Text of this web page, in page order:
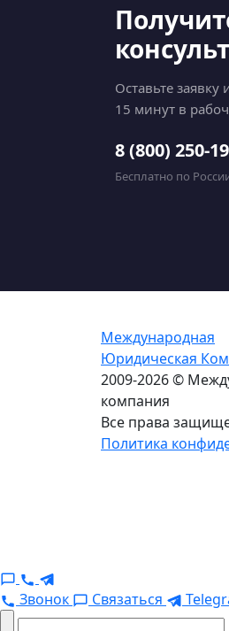
Оставьте
15 минут в
8 (800) 250-
Бесплатно по
Международная
Юридическая
2009-2026 ©
компания
Все права
Политика
Звонок Связаться